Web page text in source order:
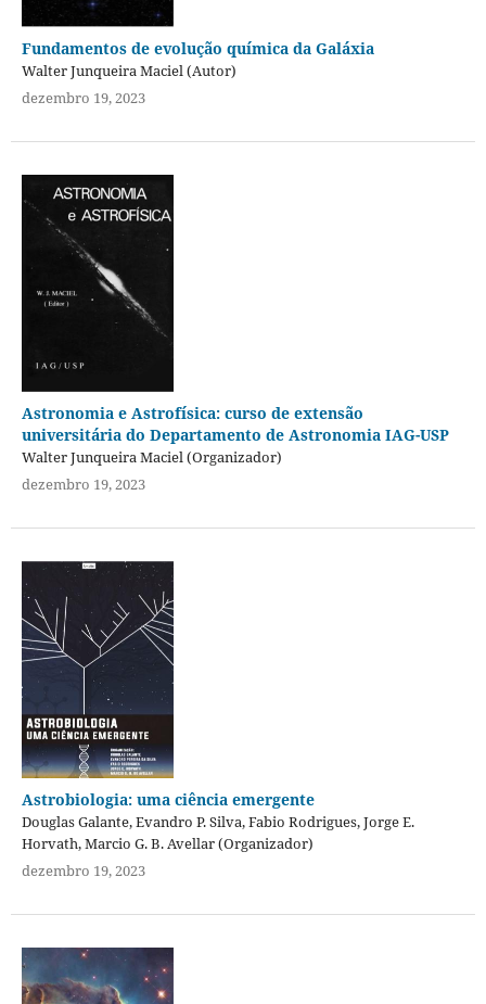
Fundamentos de evolução química da Galáxia
Walter Junqueira Maciel (Autor)
dezembro 19, 2023
Astronomia e Astrofísica: curso de extensão
universitária do Departamento de Astronomia IAG-USP
Walter Junqueira Maciel (Organizador)
dezembro 19, 2023
Astrobiologia: uma ciência emergente
Douglas Galante, Evandro P. Silva, Fabio Rodrigues, Jorge E.
Horvath, Marcio G. B. Avellar (Organizador)
dezembro 19, 2023